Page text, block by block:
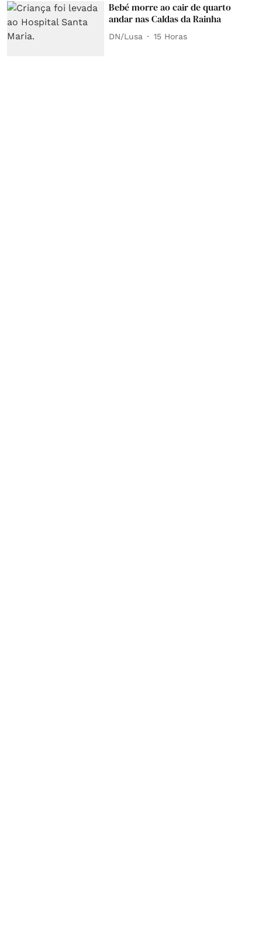
Bebé morre ao cair de quarto
andar nas Caldas da Rainha
DN/Lusa 15 Horas